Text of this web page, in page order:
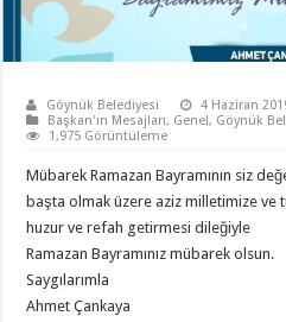
Göynük Belediyesi
4 Haziran
Başkan'ın Mesajları, Genel, Göynük
1,975 Görüntüleme
Mübarek Ramazan Bayramının siz
başta olmak üzere aziz milletimize ve
huzur ve refah getirmesi dileğiyle
Ramazan Bayramınız mübarek olsun.
Saygılarımla
Ahmet Çankaya